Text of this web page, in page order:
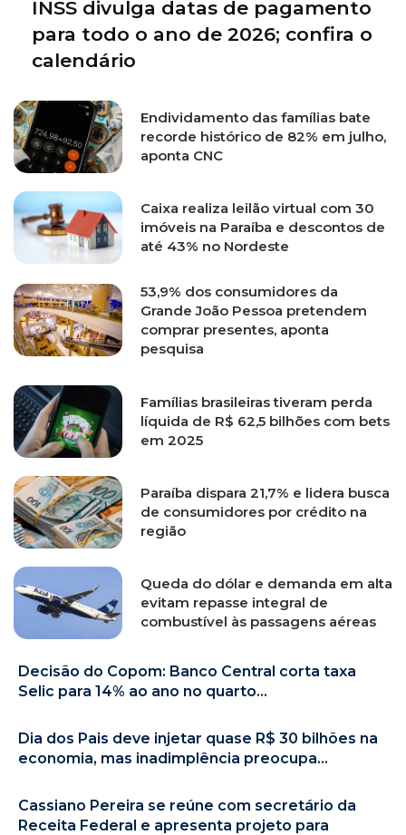
INSS divulga datas de pagamento
para todo o ano de 2026; confira o
calendário
Endividamento das famílias bate
recorde histórico de 82% em julho,
aponta CNC
Caixa realiza leilão virtual com 30
imóveis na Paraíba e descontos de
até 43% no Nordeste
53,9% dos consumidores da
Grande João Pessoa pretendem
comprar presentes, aponta
pesquisa
Famílias brasileiras tiveram perda
líquida de R$ 62,5 bilhões com bets
em 2025
Paraíba dispara 21,7% e lidera busca
de consumidores por crédito na
região
Queda do dólar e demanda em alta
evitam repasse integral de
combustível às passagens aéreas
Decisão do Copom: Banco Central corta taxa
Selic para 14% ao ano no quarto...
Dia dos Pais deve injetar quase R$ 30 bilhões na
economia, mas inadimplência preocupa...
Cassiano Pereira se reúne com secretário da
Receita Federal e apresenta projeto para